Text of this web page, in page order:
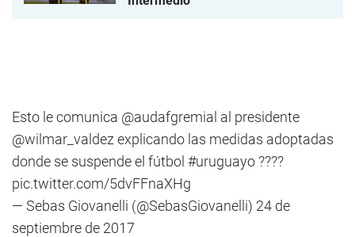
Esto le comunica @audafgremial al presidente
@wilmar_valdez explicando las medidas adoptadas
donde se suspende el fútbol #uruguayo????
pic.twitter.com/5dvFFnaXHg
— Sebas Giovanelli (@SebasGiovanelli) 24 de
septiembre de 2017